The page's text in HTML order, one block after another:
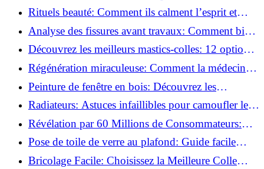
peinture basse pression incontournables!
Rituels beauté: Comment ils calment l’esprit et
chouchoutent votre âme!
Analyse des fissures avant travaux: Comment bien
préparer vos surfaces!
Découvrez les meilleurs mastics-colles: 12 options
dès 6,70 €!
Régénération miraculeuse: Comment la médecine
régénérative peut restaurer votre confiance!
Peinture de fenêtre en bois: Découvrez les
techniques infaillibles pour un résultat parfait!
Radiateurs: Astuces infaillibles pour camoufler les
tuyaux apparents!
Révélation par 60 Millions de Consommateurs:
Découvrez le sérum anti-rides numéro un!
Pose de toile de verre au plafond: Guide facile
pour débutants!
Bricolage Facile: Choisissez la Meilleure Colle